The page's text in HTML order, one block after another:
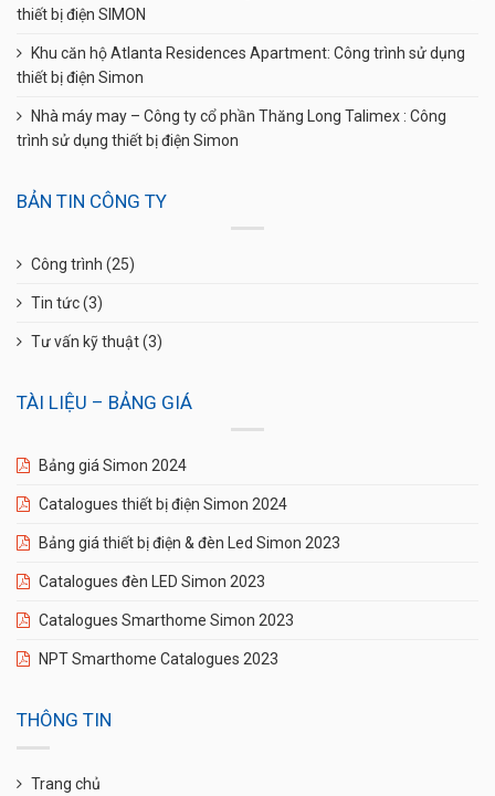
thiết bị điện SIMON
Khu căn hộ Atlanta Residences Apartment: Công trình sử dụng
thiết bị điện Simon
Nhà máy may – Công ty cổ phần Thăng Long Talimex : Công
trình sử dụng thiết bị điện Simon
BẢN TIN CÔNG TY
Công trình (25)
Tin tức(3)
Tư vấn kỹ thuật(3)
TÀI LIỆU – BẢNG GIÁ
Bảng giá Simon 2024
Catalogues thiết bị điện Simon 2024
Bảng giá thiết bị điện & đèn Led Simon 2023
Catalogues đèn LED Simon 2023
Catalogues Smarthome Simon 2023
NPT Smarthome Catalogues 2023
THÔNG TIN
Trang chủ